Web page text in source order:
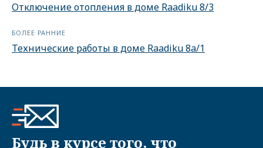
Отключение отопления в доме Raadiku 8/3
БОЛЕЕ РАННИЕ
Технические работы в доме Raadiku 8a/1
Будь в курсе того, что